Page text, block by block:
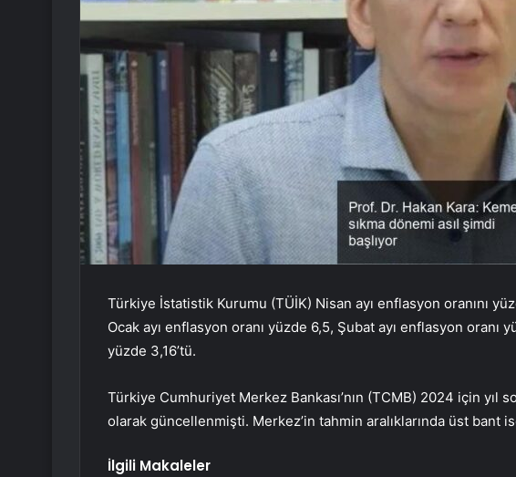
Türkiye İstatistik Kurumu (TÜİK) Nisan ayı enflasyon oranını
Ocak ayı enflasyon oranı yüzde 6,5, Şubat ayı enflasyon oranı
yüzde 3,16’tü.
Türkiye Cumhuriyet Merkez Bankası’nın (TCMB) 2024 için yıl
olarak güncellenmişti. Merkez’in tahmin aralıklarında üst bant
İlgili Makaleler